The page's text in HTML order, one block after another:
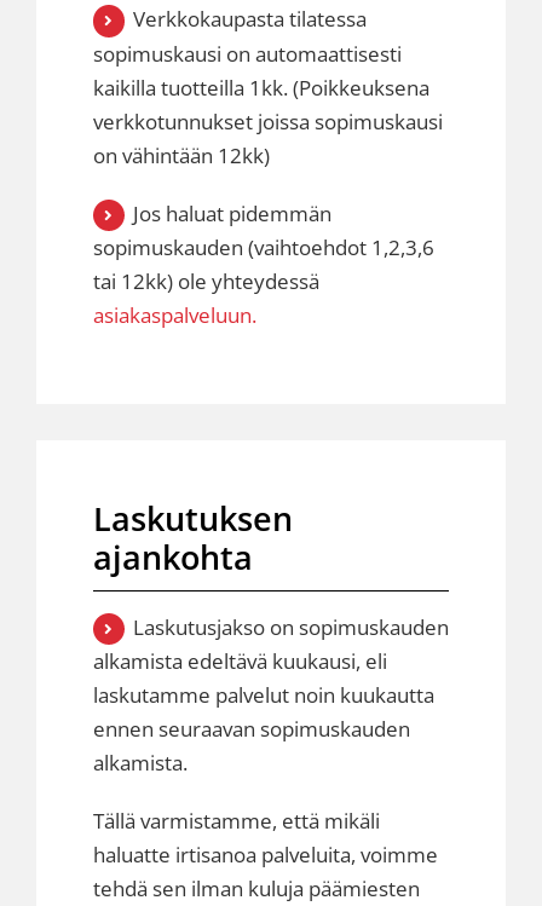
Verkkokaupasta tilatessa
sopimuskausi on automaattisesti
kaikilla tuotteilla 1kk. (Poikkeuksena
verkkotunnukset joissa sopimuskausi
on vähintään 12kk)
Jos haluat pidemmän
sopimuskauden (vaihtoehdot 1,2,3,6
tai 12kk) ole yhteydessä
asiakaspalveluun.
Laskutuksen
ajankohta
Laskutusjakso on sopimuskauden
alkamista edeltävä kuukausi, eli
laskutamme palvelut noin kuukautta
ennen seuraavan sopimuskauden
alkamista.
Tällä varmistamme, että mikäli
haluatte irtisanoa palveluita, voimme
tehdä sen ilman kuluja päämiesten